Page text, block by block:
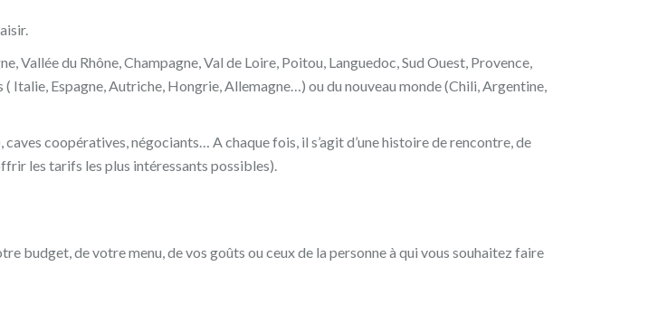
du Rhône, Champagne, Val de Loire, Poitou, Languedoc, Sud Ouest, Provence,
Italie, Espagne, Autriche, Hongrie, Allemagne…) ou du nouveau monde (Chili, Argentine,
coopératives, négociants… A chaque fois, il s’agit d’une histoire de rencontre, de
les tarifs les plus intéressants possibles).
budget, de votre menu, de vos goûts ou ceux de la personne à qui vous souhaitez faire